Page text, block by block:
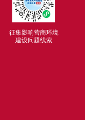
征集影响营商环境
建设问题线索